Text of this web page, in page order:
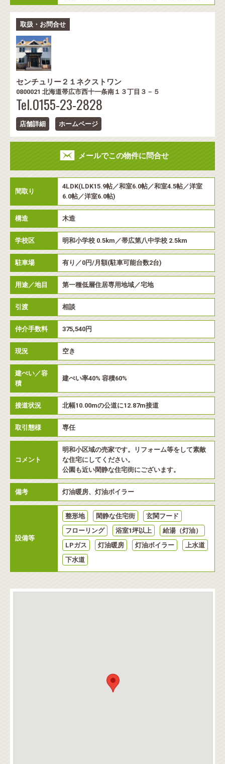
取扱・お問合せ
センチュリー２１ネクストワン
0800021 北海道帯広市西十一条南１３丁目３－５
Tel.0155-23-2828
店舗詳細 ホームページ
メールでこの物件に問合せ
間取り
4LDK(LDK15.9帖／和室6.0帖／和室4.5帖／洋室
6.0帖／洋室6.0帖)
構造 木造
学校区 明和小学校 0.5km／帯広第八中学校 2.5km
駐車場 有り／0円/月額(駐車可能台数2台)
用途／地目 第一種低層住居専用地域／宅地
引渡 相談
仲介手数料 375,540円
現況 空き
建ぺい／容
積
建ぺい率40% 容積60%
接道状況 北幅10.00mの公道に12.87m接道
取引態様 専任
コメント
明和小区域の売家です。リフォーム等をして素敵
な住宅にしてください。
公園も近い閑静な住宅街にございます。
備考 灯油暖房、灯油ボイラー
設備等
整形地 閑静な住宅街
玄関フード
フローリング
浴室1坪以上
給湯（灯油）
LPガス
灯油暖房 灯油ボイラー
上水道
下水道